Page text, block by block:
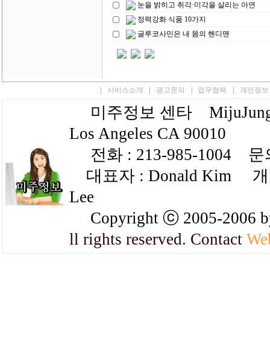
눈을 밝히고 취각·미각을 살리는 아연
정력강화 식품 10가지
글루코사민은 내 몸의 핸디맨
서비스소개 광고문의 업무협력 개인정
미주정보 센타
Los Angeles CA 90010
전화 : 213-985-1004 문
대표자 : Donald Kim 개
Lee
Copyright ⓒ 2005-2006
ll rights reserved. Contact